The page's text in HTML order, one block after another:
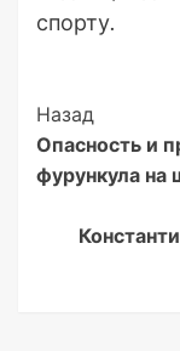
спорту.
Post
Назад
Опасность и
фурункула на